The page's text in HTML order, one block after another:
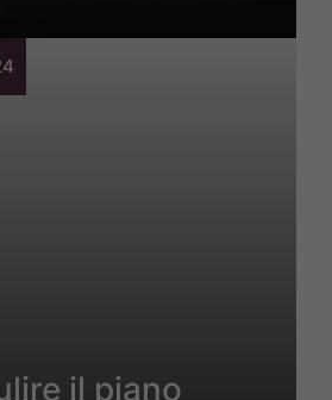
il piano